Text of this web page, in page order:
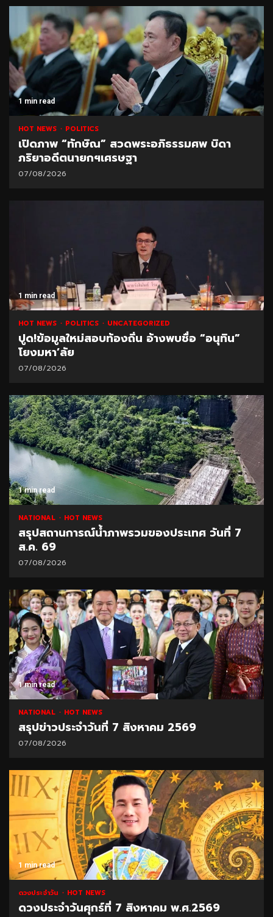
1 min read
HOT NEWS POLITICS
เปิดภาพ “ทักษิณ” สวดพระอภิธรรมศพ บิดา
ภริยาอดีตนายกฯเศรษฐา
07/08/2026
1 min read
HOT NEWS POLITICS UNCATEGORIZED
ปูด!ข้อมูลใหม่สอบท้องถิ่น อ้างพบชื่อ “อนุทิน”
โยงมหา’ลัย
07/08/2026
1 min read
NATIONAL HOT NEWS
สรุปสถานการณ์น้ำภาพรวมของประเทศ วันที่ 7
ส.ค. 69
07/08/2026
1 min read
NATIONAL HOT NEWS
สรุปข่าวประจำวันที่ 7 สิงหาคม 2569
07/08/2026
1 min read
ดวงประจำวัน HOT NEWS
ดวงประจำวันศุกร์ที่ 7 สิงหาคม พ.ศ.2569